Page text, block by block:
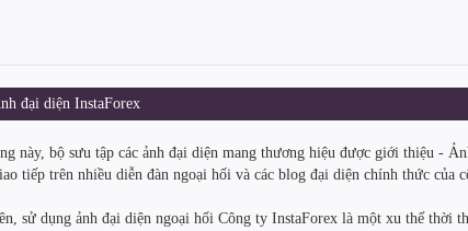
đại diện InstaForex
này, bộ sưu tập các ảnh đại diện mang thương hiệu được giới thiệu -
tiếp trên nhiều diễn đàn ngoại hối và các blog đại diện chính thức
sử dụng ảnh đại diện ngoại hối Công ty InstaForex là một xu thế thời